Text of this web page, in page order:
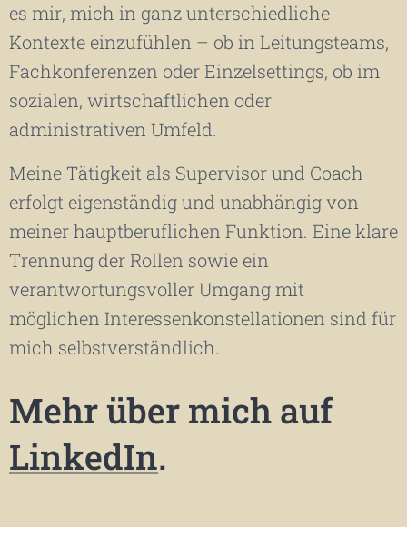
es mir, mich in ganz unterschiedliche
Kontexte einzufühlen – ob in Leitungsteams,
Fachkonferenzen oder Einzelsettings, ob im
sozialen, wirtschaftlichen oder
administrativen Umfeld.
Meine Tätigkeit als Supervisor und Coach
erfolgt eigenständig und unabhängig von
meiner hauptberuflichen Funktion. Eine klare
Trennung der Rollen sowie ein
verantwortungsvoller Umgang mit
möglichen Interessenkonstellationen sind für
mich selbstverständlich.
Mehr über mich auf
LinkedIn.